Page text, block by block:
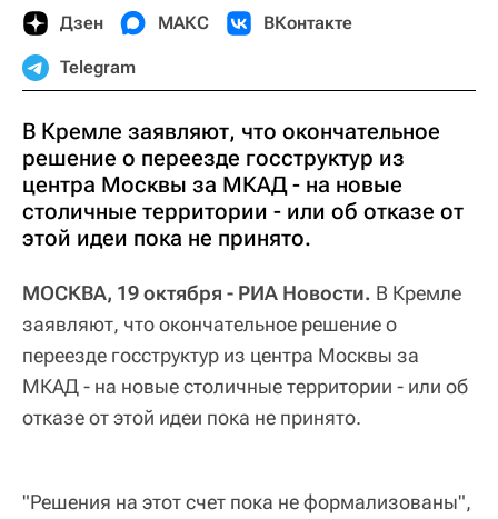
Дзен МАКС ВКонтакте
Telegram
В Кремле заявляют, что окончательное
решение о переезде госструктур из
центра Москвы за МКАД - на новые
столичные территории - или об отказе от
этой идеи пока не принято.
МОСКВА, 19 октября - РИА Новости. В Кремле
заявляют, что окончательное решение о
переезде госструктур из центра Москвы за
МКАД - на новые столичные территории - или об
отказе от этой идеи пока не принято.
"Решения на этот счет пока не формализованы",